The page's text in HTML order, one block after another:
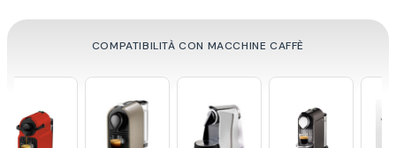
COMPATIBILITÀ CON MACCHINE CAFFÈ